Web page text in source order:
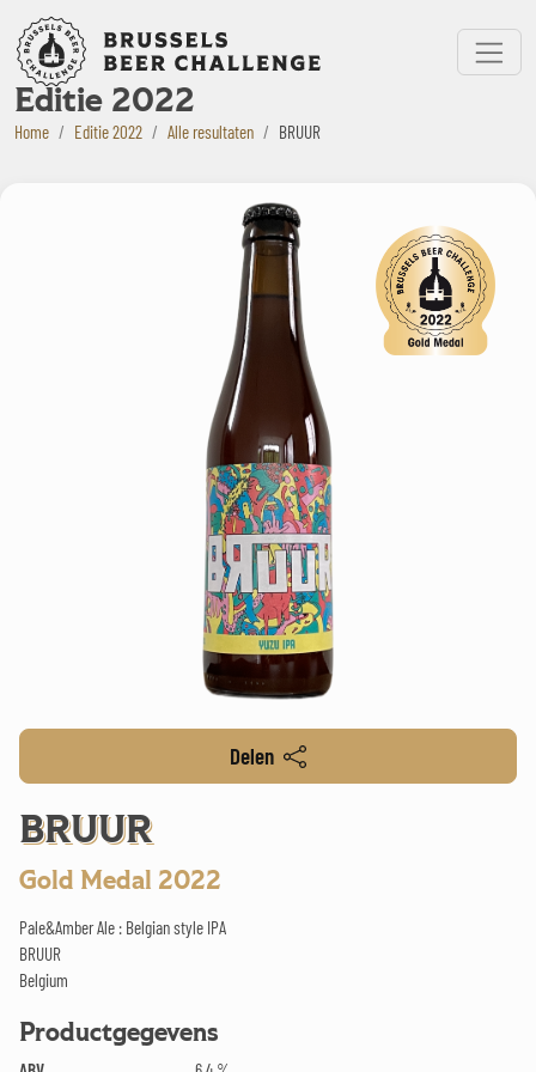
Bruxelles Beer Challenge
Menu
Editie 2022
Home Editie 2022 Alle resultaten BRUUR
Delen
BRUUR
Gold Medal 2022
Pale&Amber Ale : Belgian style IPA
BRUUR
Belgium
Productgegevens